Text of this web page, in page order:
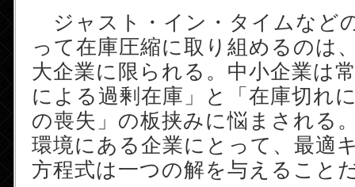
ジャスト・イン・タイムなど
って在庫圧縮に取り組めるのは
大企業に限られる。中小企業は
による過剰在庫」と「在庫切れ
の喪失」の板挟みに悩まされる
環境にある企業にとって、最適
方程式は一つの解を与えること